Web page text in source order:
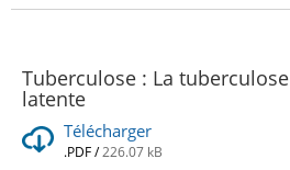
Tuberculose : La tuberculose
latente
Télécharger
.PDF/226.07 kB